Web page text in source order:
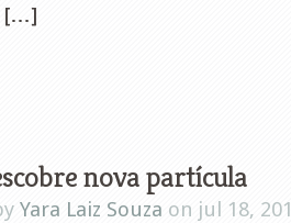
[…]
nova partícula
Yara Laiz Souza on jul 18,